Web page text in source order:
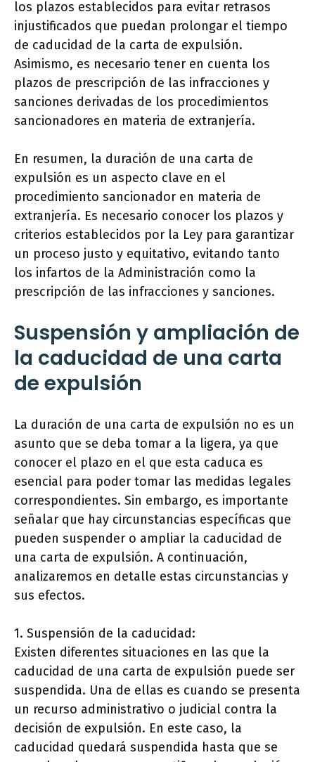
los plazos establecidos para evitar retrasos
injustificados que puedan prolongar el tiempo
de caducidad de la carta de expulsión.
Asimismo, es necesario tener en cuenta los
plazos de prescripción de las infracciones y
sanciones derivadas de los procedimientos
sancionadores en materia de extranjería.
En resumen, la duración de una carta de
expulsión es un aspecto clave en el
procedimiento sancionador en materia de
extranjería. Es necesario conocer los plazos y
criterios establecidos por la Ley para garantizar
un proceso justo y equitativo, evitando tanto
los infartos de la Administración como la
prescripción de las infracciones y sanciones.
Suspensión y ampliación de
la caducidad de una carta
de expulsión
La duración de una carta de expulsión no es un
asunto que se deba tomar a la ligera, ya que
conocer el plazo en el que esta caduca es
esencial para poder tomar las medidas legales
correspondientes. Sin embargo, es importante
señalar que hay circunstancias específicas que
pueden suspender o ampliar la caducidad de
una carta de expulsión. A continuación,
analizaremos en detalle estas circunstancias y
sus efectos.
1. Suspensión de la caducidad:
Existen diferentes situaciones en las que la
caducidad de una carta de expulsión puede ser
suspendida. Una de ellas es cuando se presenta
un recurso administrativo o judicial contra la
decisión de expulsión. En este caso, la
caducidad quedará suspendida hasta que se